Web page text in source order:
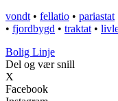
vondt • fellatio • pariastat
• fjordbygd • traktat •
Bolig Linje
Del og vær snill
X
Facebook